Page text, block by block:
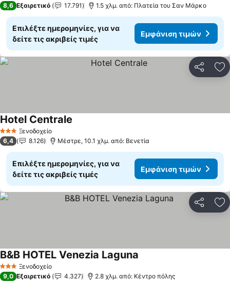
8,6 Εξαιρετικό 17.791 1.5 χλμ. από: Πλατεία του Σαν Μάρκο
Επιλέξτε ημερομηνίες, για να
δείτε τις ακριβείς τιμές
Εμφάνιση τιμών
3 ΑστέριαΞενοδοχείο
Hotel Centrale
6,4 8.126 Μέστρε, 10.1 χλμ. από: Βενετία
Επιλέξτε ημερομηνίες, για να
δείτε τις ακριβείς τιμές
Εμφάνιση τιμών
3 ΑστέριαΞενοδοχείο
B&B HOTEL Venezia Laguna
9,0 Εξαιρετικό 4.327 2.8 χλμ. από: Κέντρο πόλης